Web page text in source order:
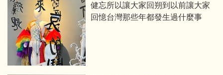
健忘所以讓大家回朔到以前讓大家
回憶台灣那些年都發生過什麼事